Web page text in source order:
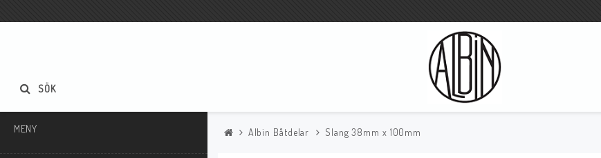
SÖK
MENY Albin Båtdelar Slang 38mm x 100mm